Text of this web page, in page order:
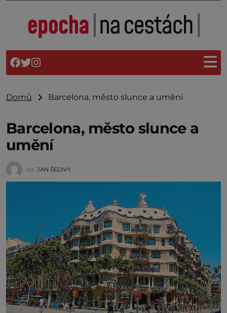
Domů Barcelona, město slunce a umění
Barcelona, město slunce a
umění
od JAN ŠEDIVÝ